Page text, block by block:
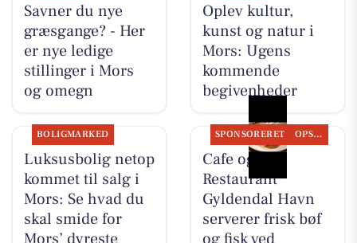
Savner du nye
græsgange? - Her
er nye ledige
stillinger i Mors
og omegn
Oplev kultur,
kunst og natur i
Mors: Ugens
kommende
begivenheder
BOLIGMARKED
Luksusbolig netop
kommet til salg i
Mors: Se hvad du
skal smide for
SPONSORERET OPSLAGSTAVLEN
Cafe og
Restaurant
Gyldendal Havn
serverer frisk bøf